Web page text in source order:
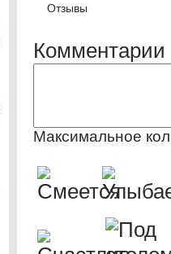
Отзывы
Комментарии
Максимальное